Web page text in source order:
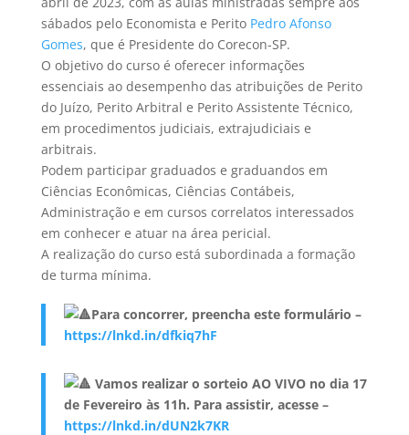
sábados pelo Economista e Perito Pedro Afonso
Gomes, que é Presidente do Corecon-SP.
O objetivo do curso é oferecer informações
essenciais ao desempenho das atribuições de Perito
do Juízo, Perito Arbitral e Perito Assistente Técnico,
em procedimentos judiciais, extrajudiciais e
arbitrais.
Podem participar graduados e graduandos em
Ciências Econômicas, Ciências Contábeis,
Administração e em cursos correlatos interessados
em conhecer e atuar na área pericial.
A realização do curso está subordinada a formação
de turma mínima.
Para concorrer, preencha este formulário –
https://lnkd.in/dfkiq7hF
Vamos realizar o sorteio AO VIVO no dia 17
de Fevereiro às 11h. Para assistir, acesse –
https://lnkd.in/dUN2k7KR